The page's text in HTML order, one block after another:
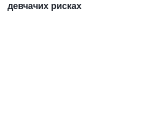
девчачих рисках